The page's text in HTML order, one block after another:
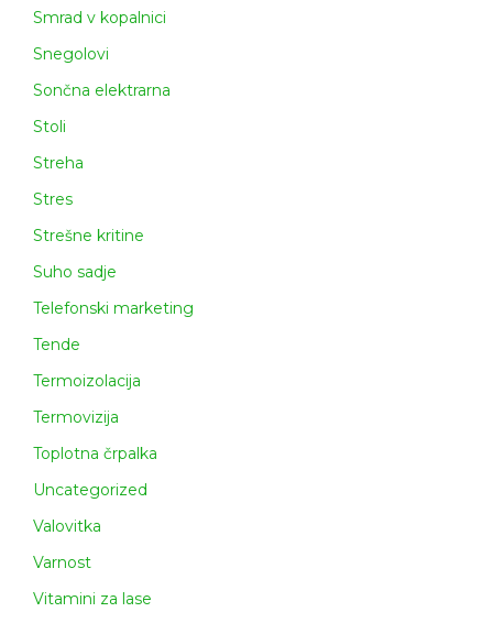
Smrad v kopalnici
Snegolovi
Sončna elektrarna
Stoli
Streha
Stres
Strešne kritine
Suho sadje
Telefonski marketing
Tende
Termoizolacija
Termovizija
Toplotna črpalka
Uncategorized
Valovitka
Varnost
Vitamini za lase